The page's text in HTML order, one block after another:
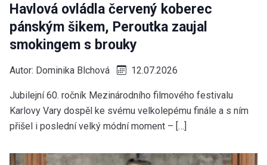
Havlová ovládla červený koberec
pánským šikem, Peroutka zaujal
smokingem s brouky
Autor: Dominika Blchová 12.07.2026
Jubilejní 60. ročník Mezinárodního filmového festivalu
Karlovy Vary dospěl ke svému velkolepému finále a s ním
přišel i poslední velký módní moment – […]